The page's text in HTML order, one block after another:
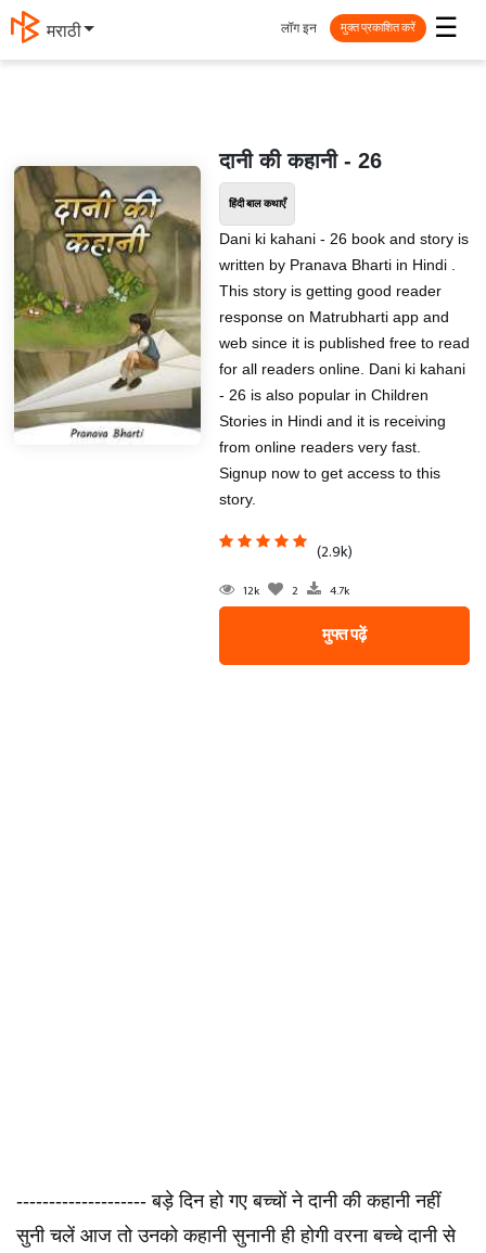
मराठी ☰
लॉग इन मुक्त प्रकाशित करें
दानी की कहानी - 26
हिंदी बाल कथाएँ
Dani ki kahani - 26 book and story is
written by Pranava Bharti in Hindi .
This story is getting good reader
response on Matrubharti app and
web since it is published free to read
for all readers online. Dani ki kahani
- 26 is also popular in Children
Stories in Hindi and it is receiving
from online readers very fast.
Signup now to get access to this
story.
(2.9k)
12k 2 4.7k
मुफ्त पढ़ें
-------------------- बड़े दिन हो गए बच्चों ने दानी की कहानी नहीं
सुनी चलें आज तो उनको कहानी सुनानी ही होगी वरना बच्चे दानी से